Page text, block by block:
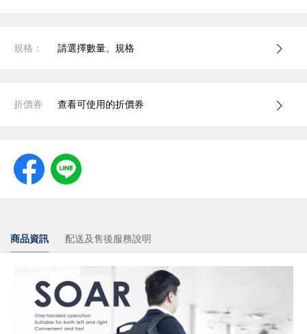
規格： 請選擇數量、規格
折價券 查看可使用的折價券
商品資訊 配送及售後服務說明